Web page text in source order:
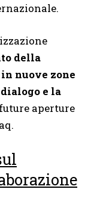
della
nuove zone
e la
aperture